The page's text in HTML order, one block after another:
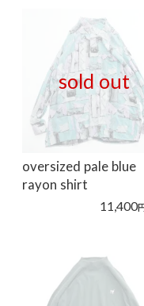
sold out
oversized pale blue
rayon shirt
11,400